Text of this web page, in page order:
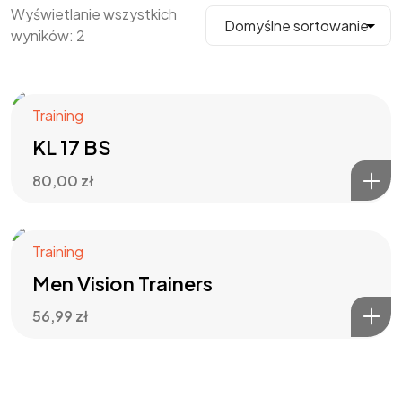
Wyświetlanie wszystkich
wyników: 2
Training
KL 17 BS
80,00 zł
Training
Men Vision Trainers
56,99 zł